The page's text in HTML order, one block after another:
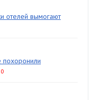
отелей вымогают
похоронили
0